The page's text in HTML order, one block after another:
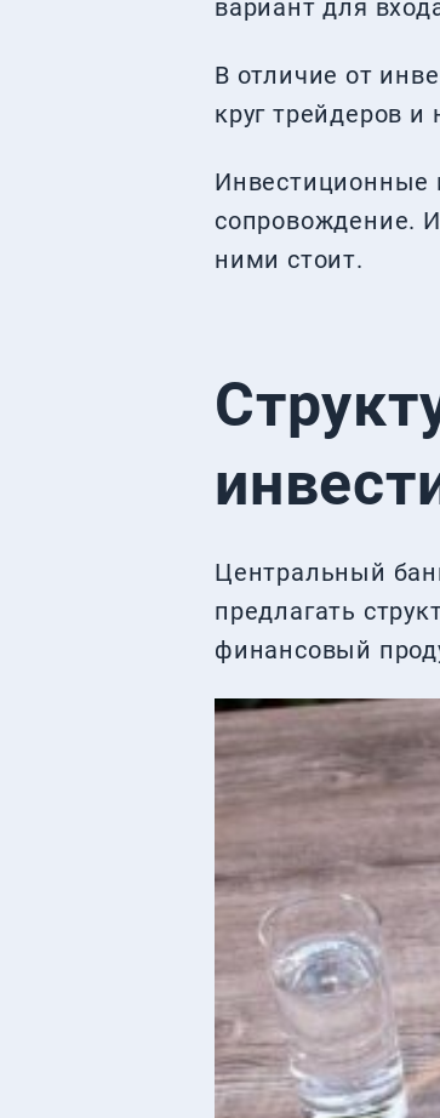
вариант для
В отличие от
круг трейдеров
Инвестиционные
сопровождение.
ними стоит.
Центральный
предлагать
финансовый